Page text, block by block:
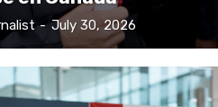
- July 30, 2026